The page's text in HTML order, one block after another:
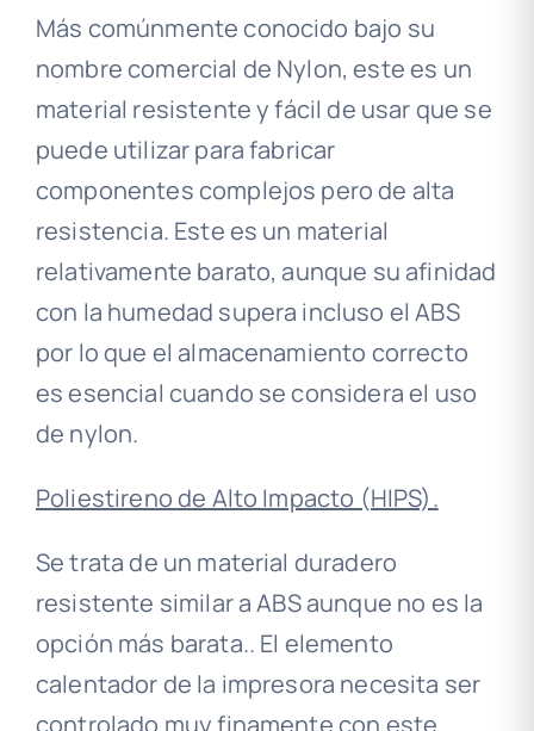
Más comúnmente conocido bajo su
nombre comercial de Nylon, este es un
material resistente y fácil de usar que se
puede utilizar para fabricar
componentes complejos pero de alta
resistencia. Este es un material
relativamente barato, aunque su afinidad
con la humedad supera incluso el ABS
por lo que el almacenamiento correcto
es esencial cuando se considera el uso
de nylon.
Poliestireno de Alto Impacto (HIPS).
Se trata de un material duradero
resistente similar a ABS aunque no es la
opción más barata.. El elemento
calentador de la impresora necesita ser
controlado muy finamente con este